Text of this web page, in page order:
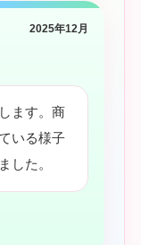
2025年12月
ます。商
いる様子
した。